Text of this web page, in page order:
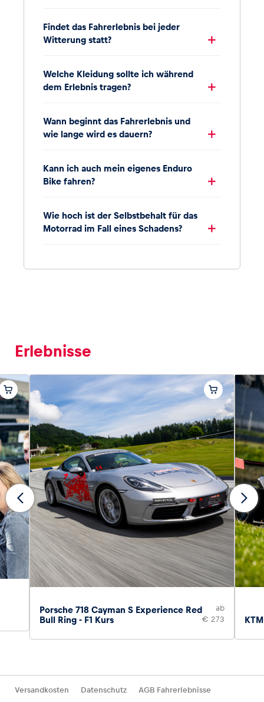
Findet das Fahrerlebnis bei jeder
Witterung statt?
Welche Kleidung sollte ich während
dem Erlebnis tragen?
Wann beginnt das Fahrerlebnis und
wie lange wird es dauern?
Kann ich auch mein eigenes Enduro
Bike fahren?
Wie hoch ist der Selbstbehalt für das
Motorrad im Fall eines Schadens?
Erlebnisse
Porsche 718 Cayman S Experience Red
Bull Ring - F1 Kurs
ab
€ 273
Versandkosten Datenschutz
AGB Fahrerlebnisse